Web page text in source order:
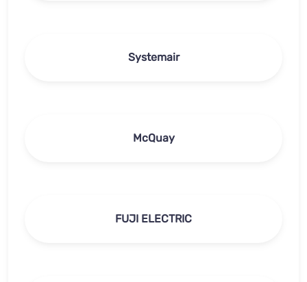
Systemair
McQuay
FUJI ELECTRIC